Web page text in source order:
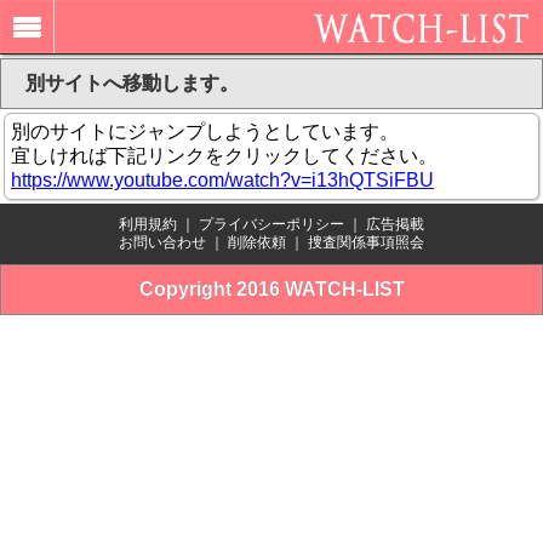
別サイトへ移動します。
別のサイトにジャンプしようとしています。
宜しければ下記リンクをクリックしてください。
https://www.youtube.com/watch?v=i13hQTSiFBU
利用規約 プライバシーポリシー
広告掲載
お問い合わせ
削除依頼 捜査関係事項照会
Copyright 2016 WATCH-LIST